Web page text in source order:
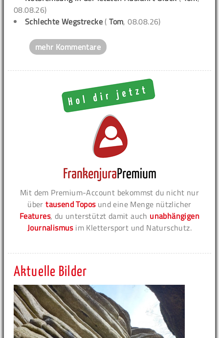
08.08.26)
Schlechte Wegstrecke (Tom, 08.08.26)
mehr Kommentare
Mit dem Premium-Account bekommst du nicht nur
übertausend Toposund eine Menge nützlicher
Features, du unterstützt damit auch unabhängigen
Journalismusim Klettersport und Naturschutz.
Aktuelle Bilder